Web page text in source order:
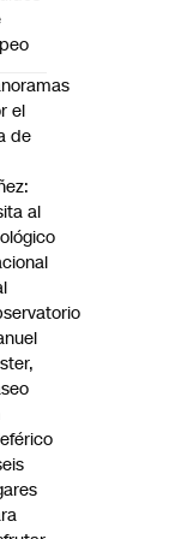
el
de
al